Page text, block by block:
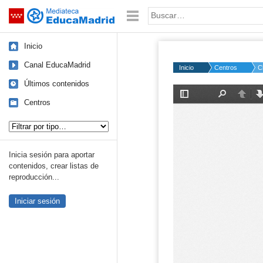
Saltar navegación Palabra o frase:
Inicio
Canal EducaMadrid
Últimos contenidos
Centros
Inicia sesión para aportar
contenidos, crear listas de
reproducción...
Iniciar sesión
Inicio Centros